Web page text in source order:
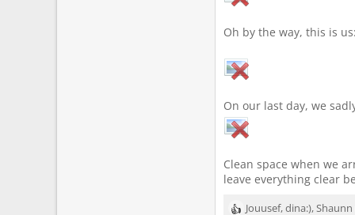
Oh by the way, this is
On our last day, we
Clean space when we
leave everything clear
Jouusef,dina:), Shaunn